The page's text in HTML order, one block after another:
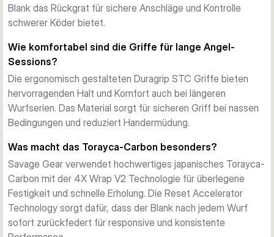
Blank das Rückgrat für sichere Anschläge und Kontrolle
schwerer Köder bietet.
Wie komfortabel sind die Griffe für lange Angel-
Sessions?
Die ergonomisch gestalteten Duragrip STC Griffe bieten
hervorragenden Halt und Komfort auch bei längeren
Wurfserien. Das Material sorgt für sicheren Griff bei nassen
Bedingungen und reduziert Handermüdung.
Was macht das Torayca-Carbon besonders?
Savage Gear verwendet hochwertiges japanisches Torayca-
Carbon mit der 4X Wrap V2 Technologie für überlegene
Festigkeit und schnelle Erholung. Die Reset Accelerator
Technology sorgt dafür, dass der Blank nach jedem Wurf
sofort zurückfedert für responsive und konsistente